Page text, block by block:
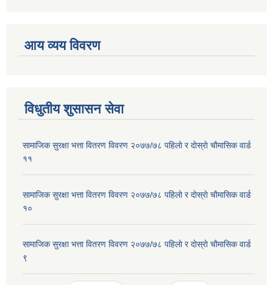
आय व्यय विवरण
विधुतीय शुसासन सेवा
सामाजिक सुरक्षा भत्ता वितरण विवरण २०७७/७८ पहिलाे र दाेस्राे चाैमासिक वार्ड
११
सामाजिक सुरक्षा भत्ता वितरण विवरण २०७७/७८ पहिलाे र दाेस्राे चाैमासिक वार्ड
१०
सामाजिक सुरक्षा भत्ता वितरण विवरण २०७७/७८ पहिलाे र दाेस्राे चाैमासिक वार्ड
९